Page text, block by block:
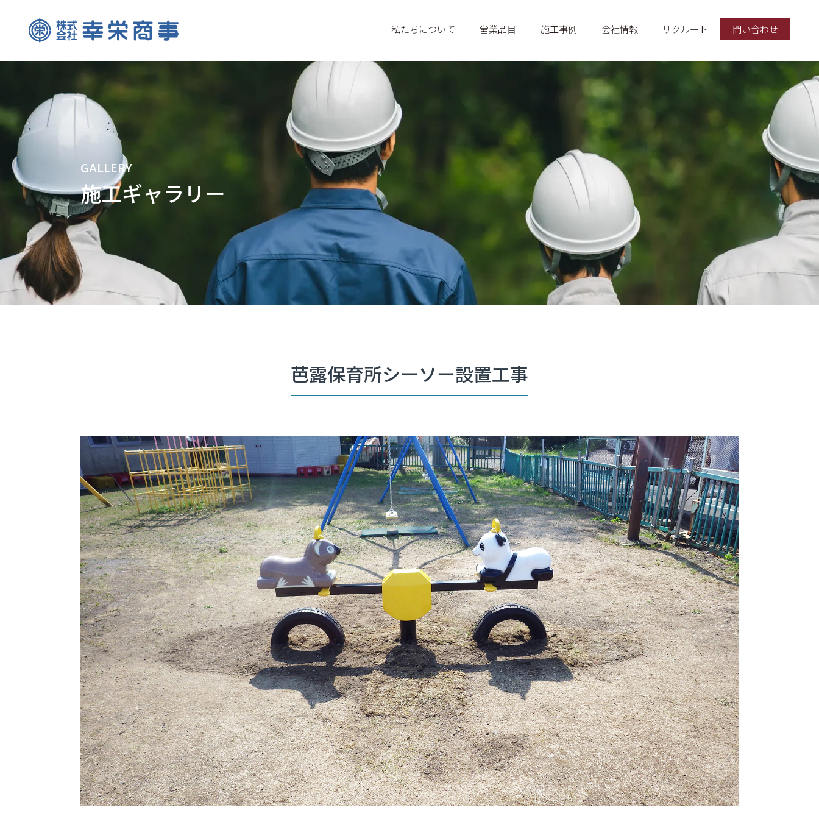
私たちについて 営業品目 施工事例 会社情報 リクルート 問い合わせ
GALLERY
施工ギャラリー
芭露保育所シーソー設置工事